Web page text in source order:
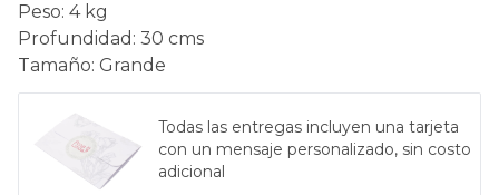
Peso: 4 kg
Profundidad : 30 cms
Tamaño: Grande
Todas las entregas incluyen una tarjeta
con un mensaje personalizado, sin costo
adicional